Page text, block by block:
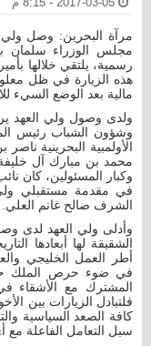
مرآة البحرين: وصل ولي
مجلس الوزراء سلمان
رسمية، يلتقي خلالها
هذه الزيارة في ظل
مالية بعد الوضع السيء
ولدى وصول ولي العهد
وشؤون الشباب رئيس
الأولمبية البحرينية
محمد بن مبارك آل
وكبار المسئولين، كان
في مقدمة مستقبلي ولي
الشرف صالح غانم العلي.
وأدلى ولي العهد لدى
الشقيقة لها أبعادها
أطر العمل الخليجي
في ضوء حرص الملك
المشترك مع الأشقاء
فلتبادل الزيارات بين
كافة الصعد السياسية
سبل التعامل الفاعلة